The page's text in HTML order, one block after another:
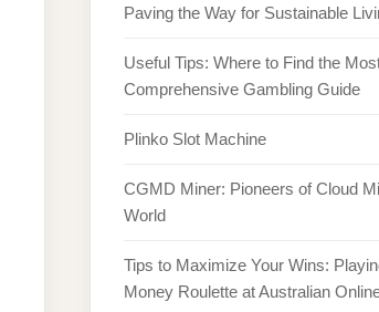
Paving the Way for Sustainable
Useful Tips: Where to Find the
Comprehensive Gambling Guide
Plinko Slot Machine
CGMD Miner: Pioneers of Cloud
World
Tips to Maximize Your Wins:
Money Roulette at Australian